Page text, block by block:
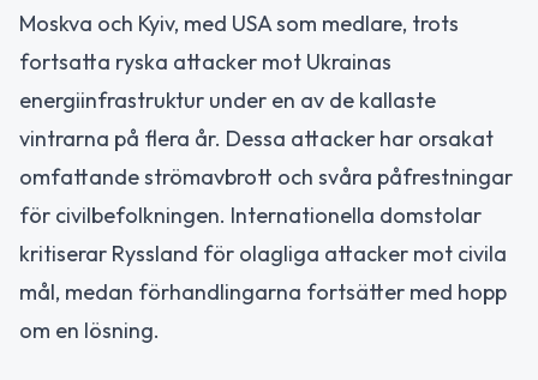
Moskva och Kyiv, med USA som medlare, trots
fortsatta ryska attacker mot Ukrainas
energiinfrastruktur under en av de kallaste
vintrarna på flera år. Dessa attacker har orsakat
omfattande strömavbrott och svåra påfrestningar
för civilbefolkningen. Internationella domstolar
kritiserar Ryssland för olagliga attacker mot civila
mål, medan förhandlingarna fortsätter med hopp
om en lösning.